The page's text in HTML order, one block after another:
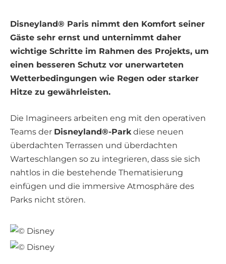
Disneyland® Paris nimmt den Komfort seiner
Gäste sehr ernst und unternimmt daher
wichtige Schritte im Rahmen des Projekts, um
einen besseren Schutz vor unerwarteten
Wetterbedingungen wie Regen oder starker
Hitze zu gewährleisten.
Die Imagineers arbeiten eng mit den operativen
Teams der Disneyland®-Parkdiese neuen
überdachten Terrassen und überdachten
Warteschlangen so zu integrieren, dass sie sich
nahtlos in die bestehende Thematisierung
einfügen und die immersive Atmosphäre des
Parks nicht stören.